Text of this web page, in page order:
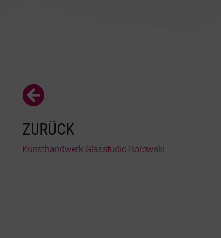

ZURÜCK
Kunsthandwerk Glasstudio Borowski